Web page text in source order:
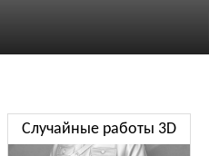
Случайные работы 3D